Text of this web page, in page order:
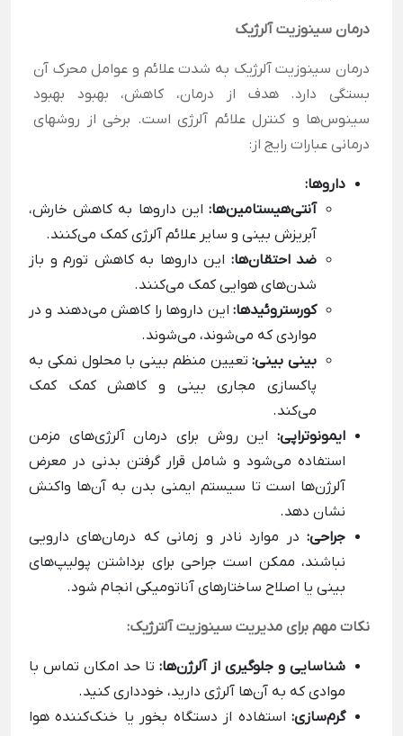
درمان سینوزیت آلرژیک
درمان سینوزیت آلرژیک به شدت علائم و عوامل محرک آن
بستگی دارد. هدف از درمان، کاهش، بهبود بهبود
سینوس‌ها و کنترل علائم آلرژی است. برخی از روشهای
درمانی عبارات رایج از:
داروها:
آنتی‌هیستامین‌ها: این داروها به کاهش خارش،
آبریزش بینی و سایر علائم آلرژی کمک می‌کنند.
ضد احتقان‌ها: این داروها به کاهش تورم و باز
شدن‌های هوایی کمک می‌کنند.
کورستروئیدها: این داروها را کاهش می‌دهند و در
مواردی که می‌شوند، می‌شوند.
بینی بینی: تعیین منظم بینی با محلول نمکی به
پاکسازی مجاری بینی و کاهش کمک کمک
می‌کند.
ایمونوتراپی: این روش برای درمان آلرژی‌های مزمن
استفاده می‌شود و شامل قرار گرفتن بدنی در معرض
آلرژن‌ها است تا سیستم ایمنی بدن به آن‌ها واکنش
نشان دهد.
جراحی: در موارد نادر و زمانی که درمان‌های دارویی
نباشند، ممکن است جراحی برای برداشتن پولیپ‌های
بینی یا اصلاح ساختارهای آناتومیکی انجام شود.
نکات مهم برای مدیریت سینوزیت آلترژیک:
شناسایی و جلوگیری از آلرژن‌ها: تا حد امکان تماس با
موادی که به آن‌ها آلرژی دارید، خودداری کنید.
گرم‌سازی: استفاده از دستگاه بخور یا خنک‌کننده هوا